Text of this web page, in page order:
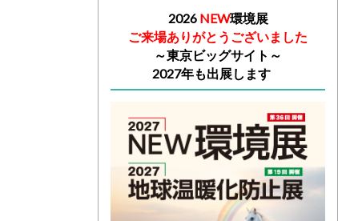
2026 NEW環境展
ご来場ありがとうございました
～東京ビッグサイト～
2027年も出展します